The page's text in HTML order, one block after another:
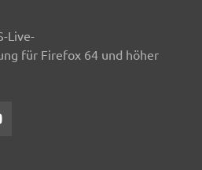
Live-
für Firefox 64 und höher